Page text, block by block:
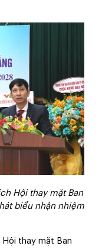
Hội thay mặt Ban
biểu nhận nhiệm
Hội thay mặt Ban